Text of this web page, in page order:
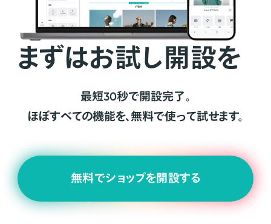
まずはお試し開設を
最短30秒で開設完了。
ほぼすべての機能を、無料で使って試せます。
無料でショップを開設する